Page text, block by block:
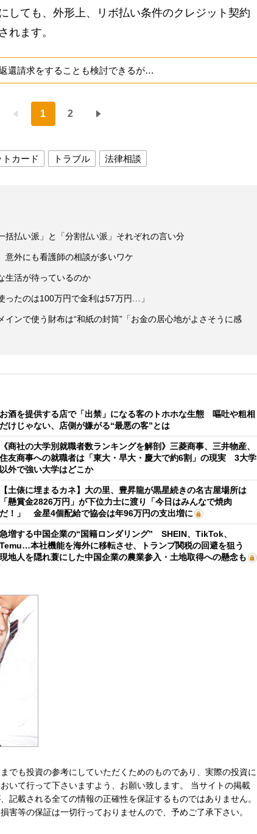
しても、外形上、リボ払い条件のクレジット契約
れます。
還請求をすることも検討できるが…
1 2
カード トラブル 法律相談
括払い派」と「分割払い派」それぞれの言い分
外にも看護師の相談が多いワケ
生活が待っているのか
ったのは100万円で金利は57万円…」
ンで使う財布は“和紙の封筒”「お金の居心地がよさそうに感
お酒を提供する店で「出禁」になる客のトホホな生態 嘔吐や粗相
だけじゃない、店側が嫌がる“最悪の客”とは
《商社の大学別就職者数ランキングを解剖》三菱商事、三井物産、
住友商事への就職者は「東大・早大・慶大で約6割」の現実 3大学
以外で強い大学はどこか
【土俵に埋まるカネ】大の里、豊昇龍が黒星続きの名古屋場所は
「懸賞金2826万円」が下位力士に渡り「今日はみんなで焼肉
だ！」 金星4個配給で協会は年96万円の支出増に
急増する中国企業の“国籍ロンダリング” SHEIN、TikTok、
Temu…本社機能を海外に移転させ、トランプ関税の回避を狙う
現地人を隠れ蓑にした中国企業の農業参入・土地取得への懸念も
でも投資の参考にしていただくためのものであり、実際の投資に
いて行って下さいますよう、お願い致します。 当サイトの掲載
記載される全ての情報の正確性を保証するものではありません。
害等の保証は一切行っておりませんので、予めご了承下さい。